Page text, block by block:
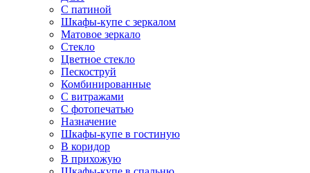
С патиной
Шкафы-купе с зеркалом
Матовое зеркало
Стекло
Цветное стекло
Пескоструй
Комбинированные
С витражами
С фотопечатью
Назначение
Шкафы-купе в гостиную
В коридор
В прихожую